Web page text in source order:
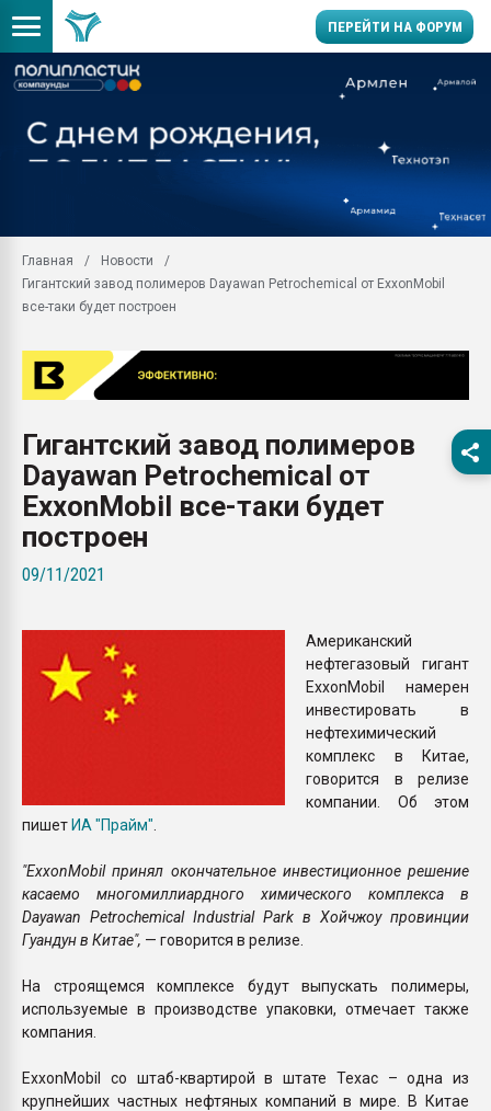
ПЕРЕЙТИ НА ФОРУМ
Подмосковье, Москва
первый план в
ситуацией на
вакуумного
Продам отходы
поликарбоната и АБС-
Armaloy PC/ABS-1IM
26.07.2022 "Сибирский
Главная
Новости
Гигантский завод полимеров Dayawan Petrochemical от ExxonMobil
все-таки будет построен
Гигантский завод полимеров
Dayawan Petrochemical от
ExxonMobil все-таки будет
построен
09/11/2021
Американский
нефтегазовый гигант
ExxonMobil намерен
инвестировать в
нефтехимический
комплекс в Китае,
говорится в релизе
компании. Об этом
пишетИА "Прайм"
"ExxonMobil принял окончательное инвестиционное решение
касаемо многомиллиардного химического комплекса в
Dayawan Petrochemical Industrial Park в Хойчжоу провинции
Гуандун в Китае", — говорится в релизе.
На строящемся комплексе будут выпускать полимеры,
используемые в производстве упаковки, отмечает также
компания.
ExxonMobil со штаб-квартирой в штате Техас – одна из
крупнейших частных нефтяных компаний в мире. В Китае